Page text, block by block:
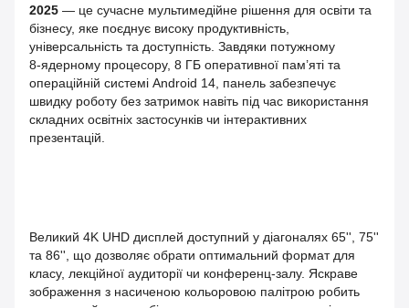
2025 — це сучасне мультимедійне рішення для освіти та
бізнесу, яке поєднує високу продуктивність,
універсальність та доступність. Завдяки потужному
8‑ядерному процесору, 8 ГБ оперативної пам’яті та
операційній системі Android 14, панель забезпечує
швидку роботу без затримок навіть під час використання
складних освітніх застосунків чи інтерактивних
презентацій.
Великий 4K UHD дисплей доступний у діагоналях 65'', 75''
та 86'', що дозволяє обрати оптимальний формат для
класу, лекційної аудиторії чи конференц‑залу. Яскраве
зображення з насиченою кольоровою палітрою робить